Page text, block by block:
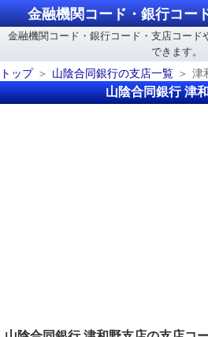
金融機関コード・銀行コー
金融機関コード・銀行コード・支店コード
できます。
トップ
山陰合同銀行の支店一覧 津
山陰合同銀行 津